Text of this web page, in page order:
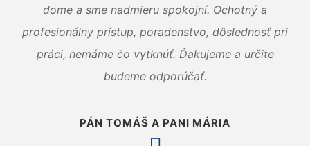
dome a sme nadmieru spokojní. Ochotný a
profesionálny prístup, poradenstvo, dôslednosť pri
práci, nemáme čo vytknúť. Ďakujeme a určite
budeme odporúčať.
PÁN TOMÁŠ A PANI MÁRIA